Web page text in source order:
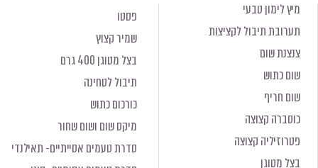
מיץ לימון טבעי
תערובת תיבול לקציצות
צנצנת שום
שום כתוש
שום חריף
כוסברה קצוצה
פטרוזיליה קצוצה
בצל מטוגן
פסטו
שמיר קצוץ
בצל מטוגן 400 גרם
תיבול לטחינה
כורכום כתוש
מיקס שום ושום שחור
סדרת טעמים אסייתיים- תאילנדי